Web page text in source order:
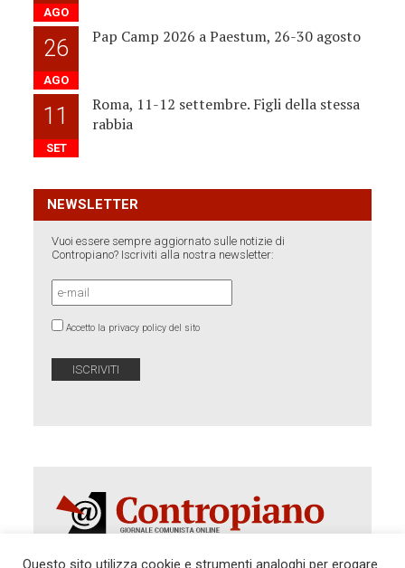
AGO
26
AGO
Pap Camp 2026 a Paestum, 26-30 agosto
11
SET
Roma, 11-12 settembre. Figli della stessa
rabbia
NEWSLETTER
Vuoi essere sempre aggiornato sulle notizie di
Contropiano? Iscriviti alla nostra newsletter:
Accetto la privacy policy del sito
Questo sito utilizza cookie e strumenti analoghi per erogare